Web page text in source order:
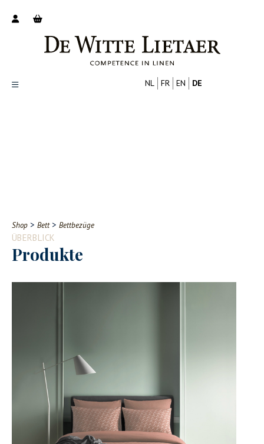
Contact
NL FR EN DE
Shop > Bett> Bettbezüge
ÜBERBLICK
Produkte